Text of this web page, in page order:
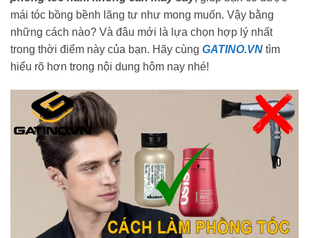
mái tóc bồng bềnh lãng tư như mong muốn. Vậy bằng
những cách nào? Và đâu mới là lựa chọn hợp lý nhất
trong thời điểm này của bạn. Hãy cùng GATINO.VN tìm
hiểu rõ hơn trong nội dung hôm nay nhé!